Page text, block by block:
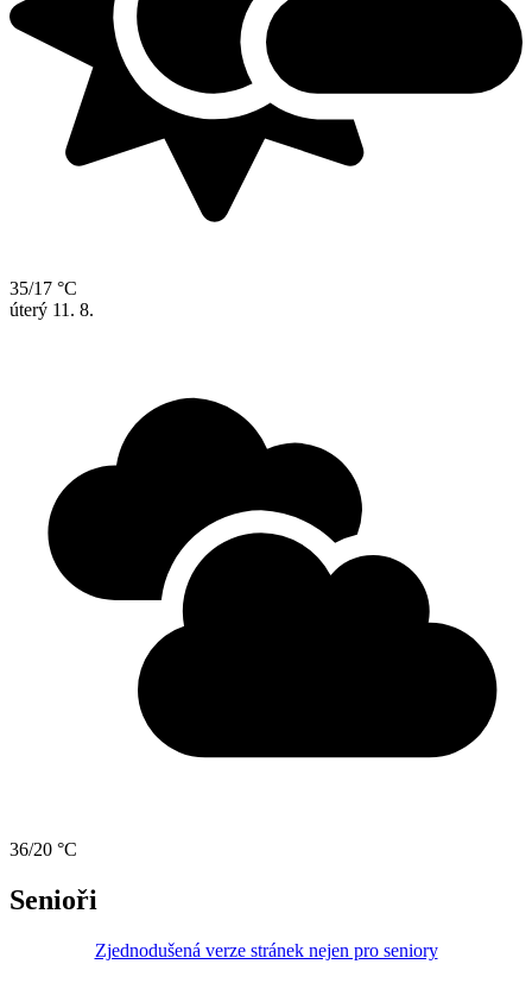
35/17 °C
úterý 11. 8.
36/20 °C
Senioři
Zjednodušená verze stránek nejen pro seniory